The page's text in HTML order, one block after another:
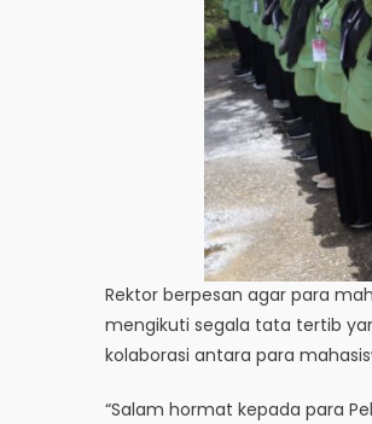
Rektor berpesan agar para
mengikuti segala tata tertib
kolaborasi antara para
“Salam hormat kepada para